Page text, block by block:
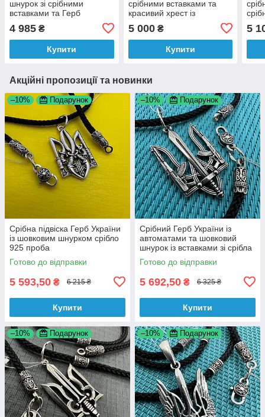
шнурок зі срібними
вставками та Герб
України-тризуб срібло 925
проби
4 985 ₴
Купити
срібними вставками та
красивий хрест із
чорнене 925 проби
5 000₴
Купити
5
Акційні пропозиції та новинки
–10% Подарунок
Срібна підвіска Герб України
із шовковим шнурком срібло
925 проба
Готово до відправки
5 593,50 ₴ 6 215 ₴
Купити
–10% Подарунок
Срібний Герб України із
автоматами та шовковий
шнурок із вставками зі срібла
925 проби
Готово до відправки
5 692,50 ₴ 6 325 ₴
Купити
–10% Подарунок –10% Подарунок